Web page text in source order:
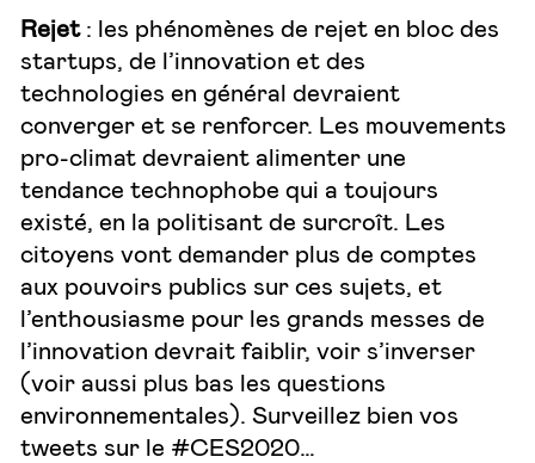
Rejet : les phénomènes de rejet en bloc des
startups, de l’innovation et des
technologies en général devraient
converger et se renforcer. Les mouvements
pro-climat devraient alimenter une
tendance technophobe qui a toujours
existé, en la politisant de surcroît. Les
citoyens vont demander plus de comptes
aux pouvoirs publics sur ces sujets, et
l’enthousiasme pour les grands messes de
l’innovation devrait faiblir, voir s’inverser
(voir aussi plus bas les questions
environnementales). Surveillez bien vos
tweets sur le #CES2020…